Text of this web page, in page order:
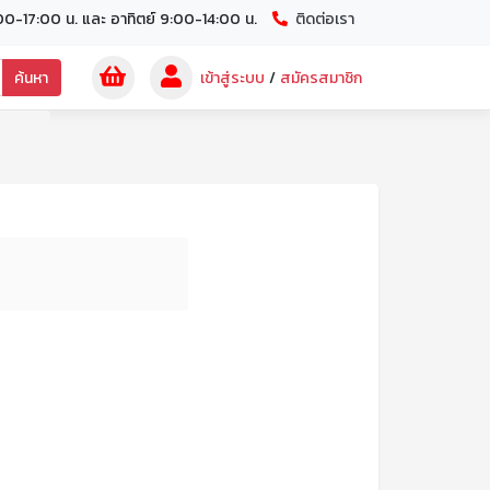
17:00 น. และ อาทิตย์ 9:00-14:00 น. ติดต่อเรา
ค้นหา เข้าสู่ระบบ / สมัครสมาชิก